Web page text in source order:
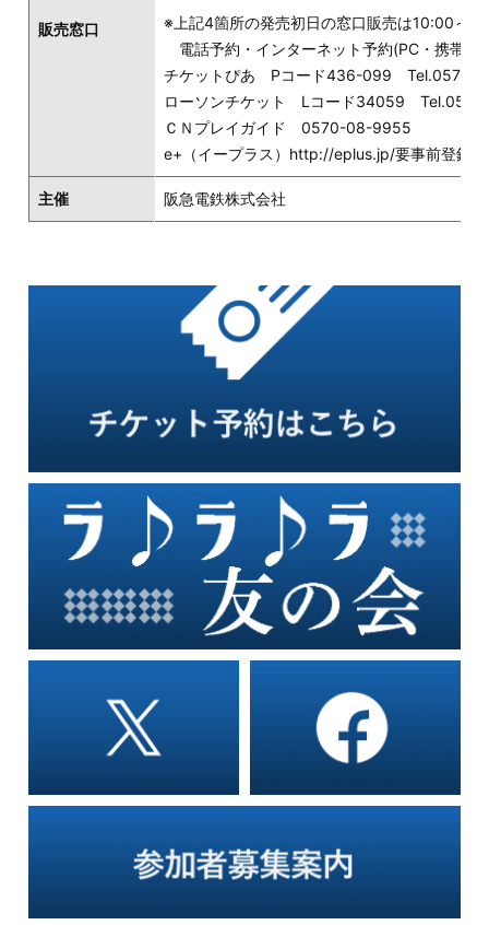
販売窓口
※上記4箇所の発売初日の窓口販売は10:00～
電話予約・インターネット予約(PC・携帯)
チケットぴあ Pコード436-099 Tel.0570-
ローソンチケット Lコード34059
ＣＮプレイガイド 0570-08-9955
e+（イープラス）http://eplus.jp/要事前登録
主催 阪急電鉄株式会社